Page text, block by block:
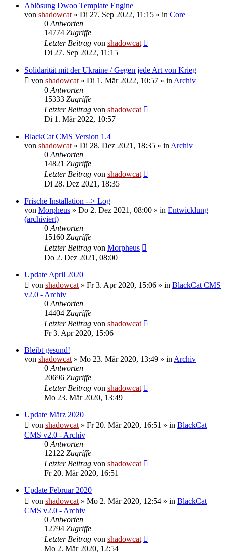
Ablösung Dwoo Template Engine
von shadowcat » Di 27. Sep 2022, 11:15 » in Core
0 Antworten
14774 Zugriffe
Letzter Beitrag von shadowcat
Di 27. Sep 2022, 11:15
Solidarität mit der Ukraine / Gegen jede Art von Krieg
von shadowcat » Di 1. Mär 2022, 10:57 » in Archiv
0 Antworten
15333 Zugriffe
Letzter Beitrag von shadowcat
Di 1. Mär 2022, 10:57
BlackCat CMS Version 1.4
von shadowcat » Di 28. Dez 2021, 18:35 » in Archiv
0 Antworten
14821 Zugriffe
Letzter Beitrag von shadowcat
Di 28. Dez 2021, 18:35
Frische Installation --> Log
von Morpheus » Do 2. Dez 2021, 08:00 » in Entwicklung
(archiviert)
0 Antworten
15160 Zugriffe
Letzter Beitrag von Morpheus
Do 2. Dez 2021, 08:00
Update April 2020
von shadowcat » Fr 3. Apr 2020, 15:06 » in BlackCat CMS
v2.0 - Archiv
0 Antworten
14404 Zugriffe
Letzter Beitrag von shadowcat
Fr 3. Apr 2020, 15:06
Bleibt gesund!
von shadowcat » Mo 23. Mär 2020, 13:49 » in Archiv
0 Antworten
20696 Zugriffe
Letzter Beitrag von shadowcat
Mo 23. Mär 2020, 13:49
Update März 2020
von shadowcat » Fr 20. Mär 2020, 16:51 » in BlackCat
CMS v2.0 - Archiv
0 Antworten
12122 Zugriffe
Letzter Beitrag von shadowcat
Fr 20. Mär 2020, 16:51
Update Februar 2020
von shadowcat » Mo 2. Mär 2020, 12:54 » in BlackCat
CMS v2.0 - Archiv
0 Antworten
12794 Zugriffe
Letzter Beitrag von shadowcat
Mo 2. Mär 2020, 12:54